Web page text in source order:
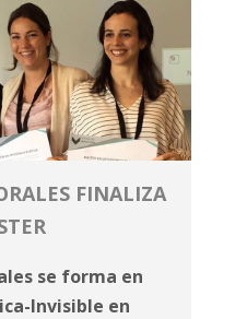
FINALIZA
se forma en
Invisible en